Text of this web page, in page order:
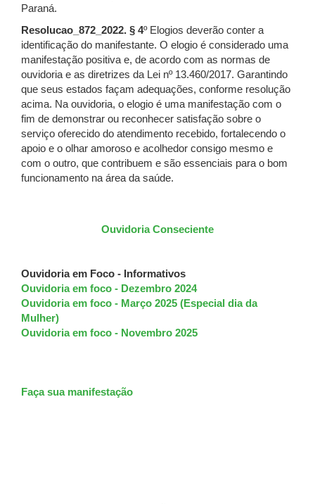
Paraná.
Resolucao_872_2022. § 4º Elogios deverão conter a
identificação do manifestante. O elogio é considerado uma
manifestação positiva e, de acordo com as normas de
ouvidoria e as diretrizes da Lei nº 13.460/2017. Garantindo
que seus estados façam adequações, conforme resolução
acima. Na ouvidoria, o elogio é uma manifestação com o
fim de demonstrar ou reconhecer satisfação sobre o
serviço oferecido do atendimento recebido, fortalecendo o
apoio e o olhar amoroso e acolhedor consigo mesmo e
com o outro, que contribuem e são essenciais para o bom
funcionamento na área da saúde.
Ouvidoria Conseciente
Ouvidoria em Foco - Informativos
Ouvidoria em foco - Dezembro 2024
Ouvidoria em foco - Março 2025 (Especial dia da
Mulher)
Ouvidoria em foco - Novembro 2025
Faça sua manifestação